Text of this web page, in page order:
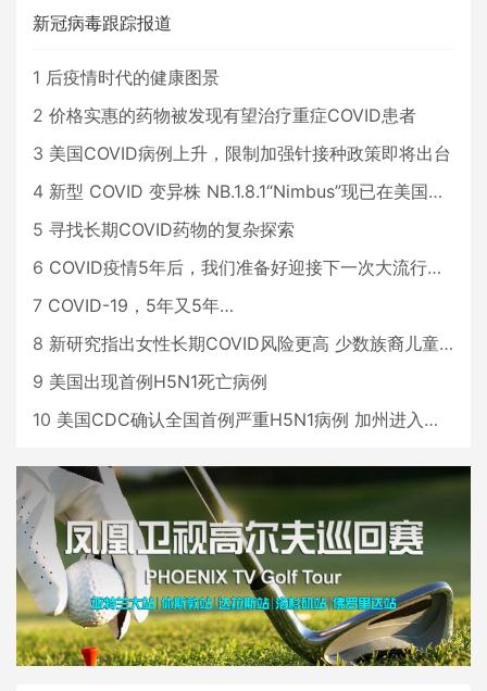
新冠病毒跟踪报道
1 后疫情时代的健康图景
2 价格实惠的药物被发现有望治疗重症COVID患者
3 美国COVID病例上升，限制加强针接种政策即将出台
4 新型 COVID 变异株 NB.1.8.1“Nimbus”现已在美国占据主导地位
5 寻找长期COVID药物的复杂探索
6 COVID疫情5年后，我们准备好迎接下一次大流行了吗？
7 COVID-19，5年又5年…
8 新研究指出女性长期COVID风险更高 少数族裔儿童存在差异
9 美国出现首例H5N1死亡病例
10 美国CDC确认全国首例严重H5N1病例 加州进入紧急状态